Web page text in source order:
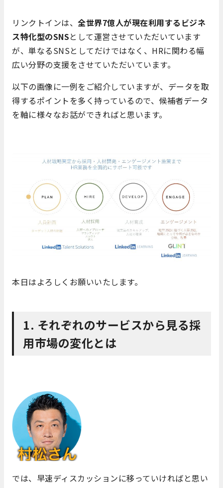
リンクトインは、 全世界7億人が現在利用するビジネ
ス特化型のSNSとして運営させていただいています
が、単なるSNSとしてだけではなく、HRに関わる幅
広い分野の支援をさせていただいています。
以下の画像に一例をご紹介していますが、データを取
得するポイントを多く持っているので、候補者データ
を軸に様々なお話ができればと思います。
本日はよろしくお願いいたします。
1. それぞれのサービスから見る採
用市場の変化とは
では、早速ディスカッションに移っていければと思い